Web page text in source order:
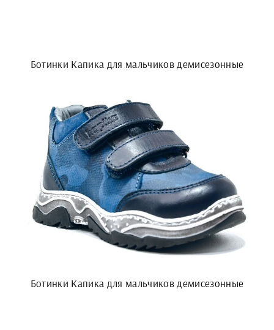
Ботинки Капика для мальчиков демисезонные
Ботинки Капика для мальчиков демисезонные